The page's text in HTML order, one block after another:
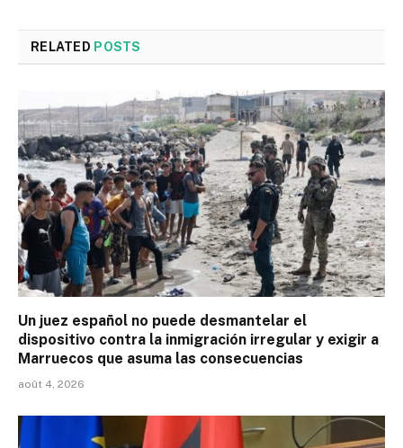
RELATED POSTS
Un juez español no puede desmantelar el
dispositivo contra la inmigración irregular y exigir a
Marruecos que asuma las consecuencias
août 4, 2026